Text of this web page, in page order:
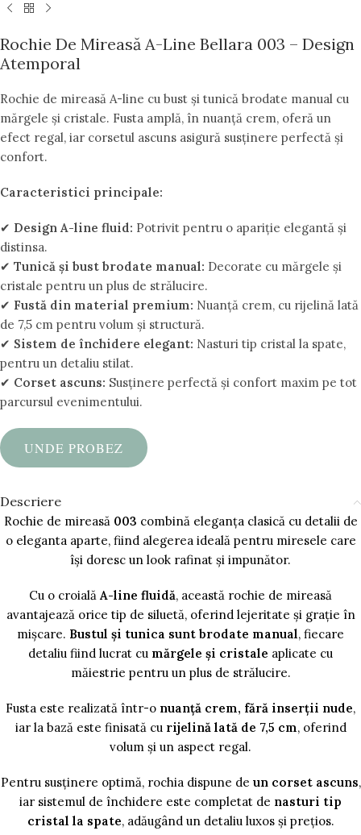
Rochie De Mireasă A-Line Bellara 003 – Design
Atemporal
Rochie de mireasă A-line cu bust și tunică brodate manual cu
mărgele și cristale. Fusta amplă, în nuanță crem, oferă un
efect regal, iar corsetul ascuns asigură susținere perfectă și
confort.
Caracteristici principale:
✔ Design A-line fluid: Potrivit pentru o apariție elegantă și
distinsa.
✔ Tunică și bust brodate manual: Decorate cu mărgele și
cristale pentru un plus de strălucire.
✔ Fustă din material premium: Nuanță crem, cu rijelină lată
de 7,5 cm pentru volum și structură.
✔ Sistem de închidere elegant: Nasturi tip cristal la spate,
pentru un detaliu stilat.
✔ Corset ascuns: Susținere perfectă și confort maxim pe tot
parcursul evenimentului.
UNDE PROBEZ
Descriere
Rochie de mireasă 003 combină eleganța clasică cu detalii de
o eleganta aparte, fiind alegerea ideală pentru miresele care
își doresc un look rafinat și impunător.
Cu o croială A-line fluidă, această rochie de mireasă
avantajează orice tip de siluetă, oferind lejeritate și grație în
mișcare. Bustul și tunica sunt brodate manual, fiecare
detaliu fiind lucrat cu mărgele și cristale aplicate cu
măiestrie pentru un plus de strălucire.
Fusta este realizată într-o nuanță crem, fără inserții nude,
iar la bază este finisată cu rijelină lată de 7,5 cm, oferind
volum și un aspect regal.
Pentru susținere optimă, rochia dispune de un corset ascuns,
iar sistemul de închidere este completat de nasturi tip
cristal la spate, adăugând un detaliu luxos și prețios.